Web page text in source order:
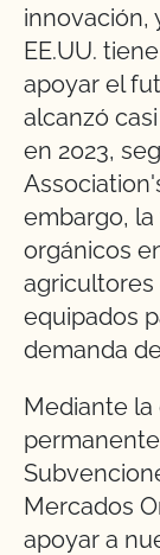
innovación,
EE.UU.
apoyar el
alcanzó
en 2023,
embargo,
orgánicos
equipados
demanda
Mediante la
Mercados
apoyar a